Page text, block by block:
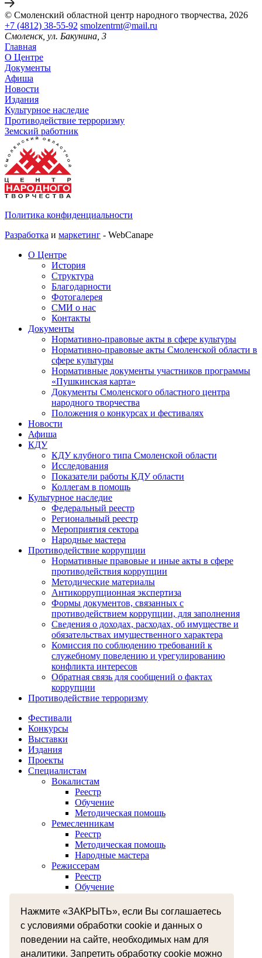
Нажмите «ЗАКРЫТЬ», если Вы соглашаетесь
с условиями обработки cookie и данных о
поведении на сайте, необходимых нам для
аналитики. Запретить обработку cookie можно
© Смоленский областной центр народного творчества, 2026
+7 (4812) 38-55-92 smolzentrnt@mail.ru
Смоленск, ул. Бакунина, 3
Главная
О Центре
Документы
Афиша
Новости
Издания
Культурное наследие
Противодействие терроризму
Земский работник
Политика конфиденциальности
Разработка и маркетинг - WebCanape
О Центре
История
Структура
Благодарности
Фотогалерея
СМИ о нас
Контакты
Документы
Нормативно-правовые акты в сфере культуры
Нормативно-правовые акты Смоленской области в
сфере культуры
Нормативные документы участников программы
«Пушкинская карта»
Документы Смоленского областного центра
народного творчества
Положения о конкурсах и фестивалях
Новости
Афиша
КДУ
КДУ клубного типа Смоленской области
Исследования
Показатели работы КДУ области
Коллегам в помощь
Культурное наследие
Федеральный реестр
Региональный реестр
Мероприятия сектора
Народные мастера
Противодействие коррупции
Нормативные правовые и иные акты в сфере
противодействия коррупции
Методические материалы
Антикоррупционная экспертиза
Формы документов, связанных с
противодействием коррупции, для заполнения
Сведения о доходах, расходах, об имуществе и
обязательствах имущественного характера
Комиссия по соблюдению требований к
служебному поведению и урегулированию
конфликта интересов
Обратная связь для сообщений о фактах
коррупции
Противодействие терроризму
Фестивали
Конкурсы
Выставки
Издания
Проекты
Специалистам
Вокалистам
Реестр
Обучение
Методическая помощь
Ремесленникам
Реестр
Методическая помощь
Народные мастера
Режиссерам
Реестр
Обучение
Реестр
Музыкантам
Реестр
Межнациональное сотрудничество